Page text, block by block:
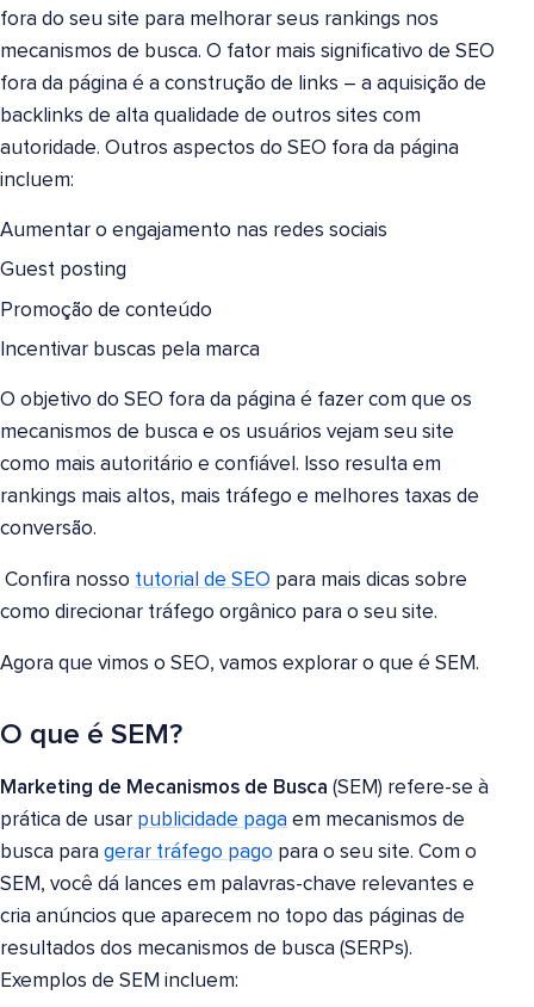
fora do seu site para melhorar seus rankings nos
mecanismos de busca. O fator mais significativo de SEO
fora da página é a construção de links – a aquisição de
backlinks de alta qualidade de outros sites com
autoridade. Outros aspectos do SEO fora da página
incluem:
Aumentar o engajamento nas redes sociais
Guest posting
Promoção de conteúdo
Incentivar buscas pela marca
O objetivo do SEO fora da página é fazer com que os
mecanismos de busca e os usuários vejam seu site
como mais autoritário e confiável. Isso resulta em
rankings mais altos, mais tráfego e melhores taxas de
conversão.
Confira nosso tutorial de SEO para mais dicas sobre
como direcionar tráfego orgânico para o seu site.
Agora que vimos o SEO, vamos explorar o que é SEM.
O que é SEM?
Marketing de Mecanismos de Busca (SEM) refere-se à
prática de usar publicidade paga em mecanismos de
busca para gerar tráfego pago para o seu site. Com o
SEM, você dá lances em palavras-chave relevantes e
cria anúncios que aparecem no topo das páginas de
resultados dos mecanismos de busca (SERPs).
Exemplos de SEM incluem: